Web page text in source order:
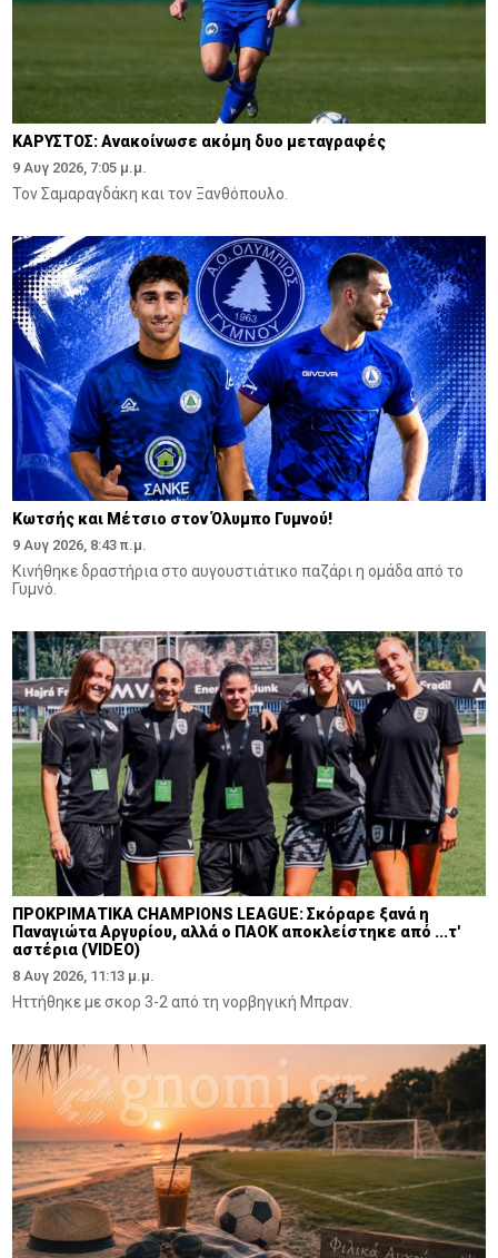
ΚΑΡΥΣΤΟΣ: Ανακοίνωσε ακόμη δυο μεταγραφές
9 Αυγ 2026, 7:05 μ.μ.
Τον Σαμαραγδάκη και τον Ξανθόπουλο.
Κωτσής και Μέτσιο στον Όλυμπο Γυμνού!
9 Αυγ 2026, 8:43 π.μ.
Κινήθηκε δραστήρια στο αυγουστιάτικο παζάρι η ομάδα από το
Γυμνό.
ΠΡΟΚΡΙΜΑΤΙΚΑ CHAMPIONS LEAGUE: Σκόραρε ξανά η
Παναγιώτα Αργυρίου, αλλά ο ΠΑΟΚ αποκλείστηκε από ...τ'
αστέρια (VIDEO)
8 Αυγ 2026, 11:13 μ.μ.
Ηττήθηκε με σκορ 3-2 από τη νορβηγική Μπραν.